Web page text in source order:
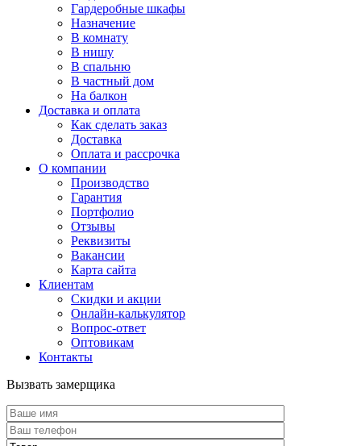
Гардеробные шкафы
Назначение
В комнату
В нишу
В спальню
В частный дом
На балкон
Доставка и оплата
Как сделать заказ
Доставка
Оплата и рассрочка
О компании
Производство
Гарантия
Портфолио
Отзывы
Реквизиты
Вакансии
Карта сайта
Клиентам
Скидки и акции
Онлайн-калькулятор
Вопрос-ответ
Оптовикам
Контакты
Вызвать замерщика